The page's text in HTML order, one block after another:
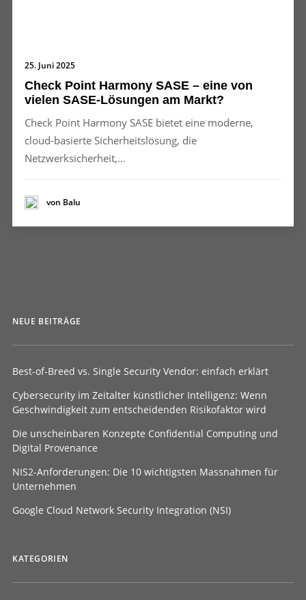
25. Juni 2025
Check Point Harmony SASE – eine von
vielen SASE-Lösungen am Markt?
Check Point Harmony SASE bietet eine moderne,
cloud-basierte Sicherheitslösung, die
Netzwerksicherheit,…
von Balu
NEUE BEITRÄGE
Best-of-Breed vs. Single Security Vendor: einfach erklärt
Cybersecurity im Zeitalter künstlicher Intelligenz: Wenn
Geschwindigkeit zum entscheidenden Risikofaktor wird
Die unscheinbaren Konzepte Confidential Computing und
Digital Provenance
NIS2-Anforderungen: Die 10 wichtigsten Massnahmen für
Unternehmen
Google Cloud Network Security Integration (NSI)
KATEGORIEN